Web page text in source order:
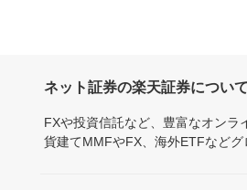
ネット証券の楽天証券につい
FXや投資信託など、豊富なオン
貨建てMMFやFX、海外ETFなど